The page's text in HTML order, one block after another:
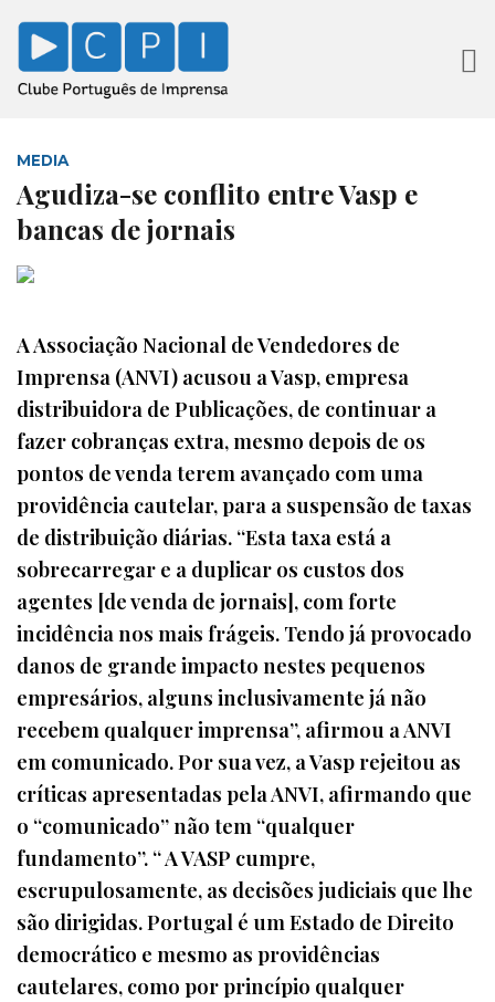
MEDIA
Agudiza-se conflito entre Vasp e
bancas de jornais
A Associação Nacional de Vendedores de
Imprensa (ANVI) acusou a Vasp, empresa
distribuidora de Publicações, de continuar a
fazer cobranças extra, mesmo depois de os
pontos de venda terem avançado com uma
providência cautelar, para a suspensão de taxas
de distribuição diárias. “Esta taxa está a
sobrecarregar e a duplicar os custos dos
agentes [de venda de jornais], com forte
incidência nos mais frágeis. Tendo já provocado
danos de grande impacto nestes pequenos
empresários, alguns inclusivamente já não
recebem qualquer imprensa”, afirmou a ANVI
em comunicado. Por sua vez, a Vasp rejeitou as
críticas apresentadas pela ANVI, afirmando que
o “comunicado” não tem “qualquer
fundamento”. “ A VASP cumpre,
escrupulosamente, as decisões judiciais que lhe
são dirigidas. Portugal é um Estado de Direito
democrático e mesmo as providências
cautelares, como por princípio qualquer